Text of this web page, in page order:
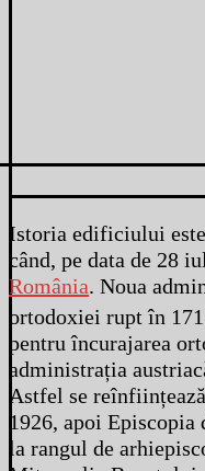
Istoria edificiului
când, pe data de 28
România. Noua
ortodoxiei rupt în
pentru încurajarea
administrația
Astfel se
1926, apoi Episcopia
la rangul de